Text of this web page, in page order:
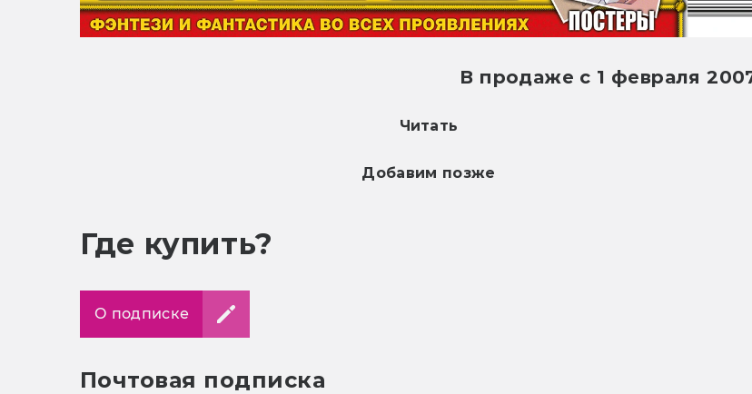
В продаже с 1 февраля
Читать
Добавим позже
Где купить?
О подписке
Почтовая подписка